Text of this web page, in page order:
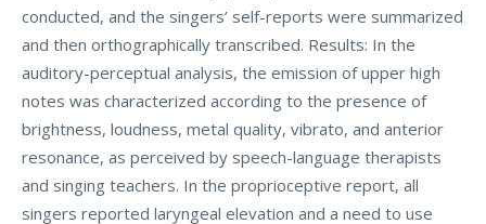
conducted, and the singers’ self-reports were summarized
and then orthographically transcribed. Results: In the
auditory-perceptual analysis, the emission of upper high
notes was characterized according to the presence of
brightness, loudness, metal quality, vibrato, and anterior
resonance, as perceived by speech-language therapists
and singing teachers. In the proprioceptive report, all
singers reported laryngeal elevation and a need to use